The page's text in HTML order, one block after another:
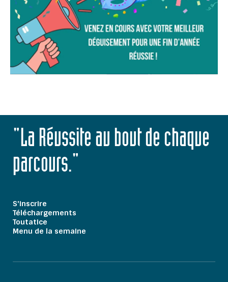
"La Réussite au bout de chaque
parcours."
S'inscrire
Téléchargements
Toutatice
Menu de la semaine